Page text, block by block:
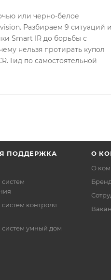
или черно-белое
Разбираем 9 ситуаций и
Smart IR до борьбы с
нельзя протирать купол
Гид по самостоятельной
ПОДДЕРЖКА
контроля
умный дом
О
О